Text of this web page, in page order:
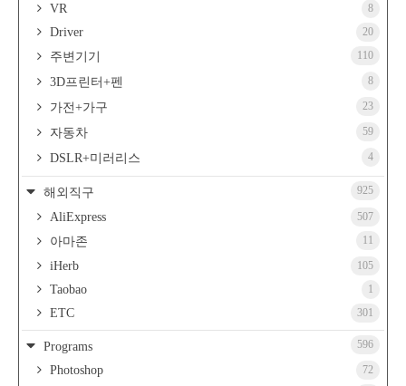
VR 8
Driver 20
주변기기 110
3D프린터+펜 8
가전+가구 23
자동차 59
DSLR+미러리스 4
해외직구 925
AliExpress 507
아마존 11
iHerb 105
Taobao 1
ETC 301
Programs 596
Photoshop 72